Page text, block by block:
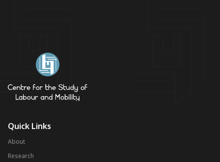
Quick Links
About
Research